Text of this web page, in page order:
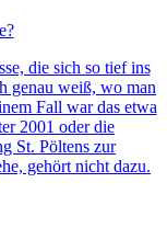
die sich so tief ins
genau weiß, wo man
Fall war das etwa
2001 oder die
St. Pöltens zur
gehört nicht dazu.